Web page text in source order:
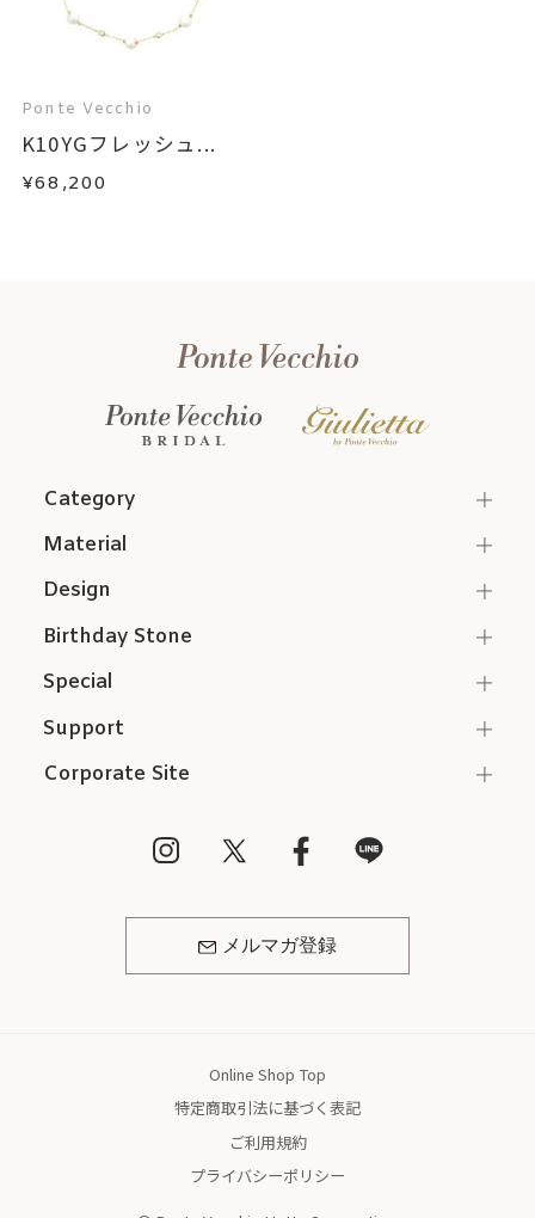
Ponte Vecchio
K10YGフレッシュ...
¥68,200
Category
Support
Corporate Site
メルマガ登録
Material
Design
Birthday Stone
Special
Online Shop Top
特定商取引法に基づく表記
ご利用規約
プライバシーポリシー